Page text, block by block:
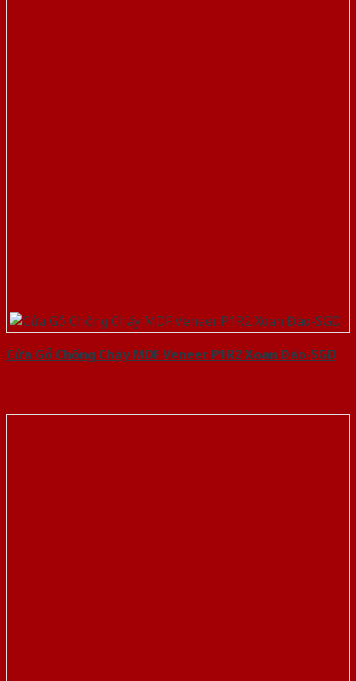
Cửa Gỗ Chống Cháy MDF Veneer P1R2 Xoan Đào-SGD